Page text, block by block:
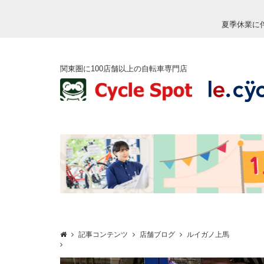
夏季休業に
関東圏に100店舗以上の自転車専門店
記事コンテンツ 店舗ブログ ルイガノ上馬